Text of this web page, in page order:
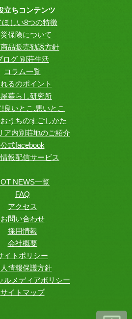
立ちコンテンツ
ほしい8つの特徴
保険について
品販売勧誘方針
ログ 別荘生活
コラム一覧
るのポイント
暮らし研究所
良いとこ.悪いとこ
うちのすごしかた
ア内別荘地のご紹介
公式facebook
報配信サービス
NEWS一覧
FAQ
アクセス
お問い合わせ
採用情報
会社概要
イトポリシー
情報保護方針
ルメディアポリシー
サイトマップ